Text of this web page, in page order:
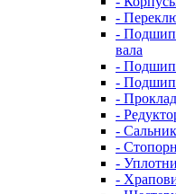
-
-
вала
-
-
-
-
-
-
-
-